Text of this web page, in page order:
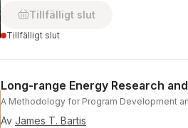
Tillfälligt slut
Tillfälligt slut
Long-range Energy Research
A Methodology for Program Development
Av James T. Bartis